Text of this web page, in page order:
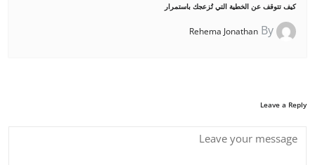
كيف تتوقف عن الخطية التي تُزعجك باستمرار
By
Rehema Jonathan
Leave a Reply